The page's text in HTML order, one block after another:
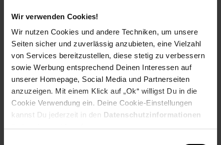
Wir verwenden Cookies!
Wir nutzen Cookies und andere Techniken, um unsere
Seiten sicher und zuverlässig anzubieten, eine Vielzahl
von Services bereitzustellen, diese stetig zu verbessern
sowie Werbung entsprechend Deinen Interessen auf
unserer Homepage, Social Media und Partnerseiten
anzuzeigen. Mit einem Klick auf „Ok“ willigst Du in die
Cookie Verwendung ein. Deine Cookie-Einstellungen
kannst Du jederzeit in den Datenschutzinformationen
Hinweis: Aus Gründen der leichteren Lesbarkeit verwenden
wir im Textverlauf die männliche Form der Anrede.
Selbstverständlich sind bei Netto Menschen jeder
Geschlechtsidentität willkommen.
Fußzeile
Weitere Online-Angebote